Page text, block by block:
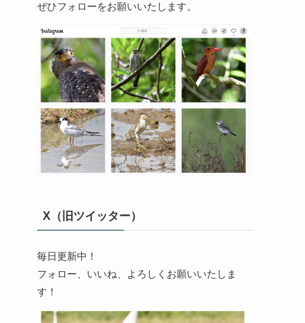
ぜひフォローをお願いいたします。
X（旧ツイッター）
毎日更新中！
フォロー、いいね、よろしくお願いいたしま
す！